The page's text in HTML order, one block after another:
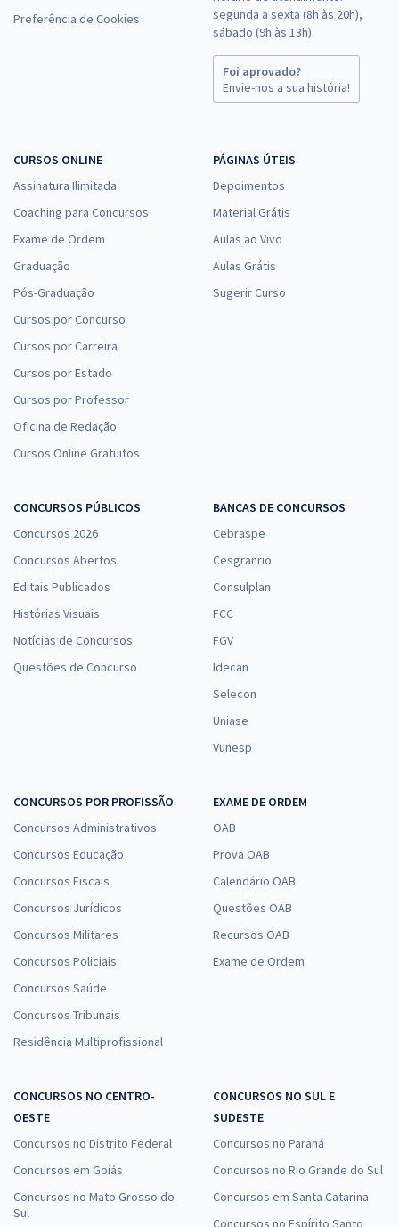
Preferência de Cookies
segunda a sexta (8h às 20h),
sábado (9h às 13h).
Foi aprovado?
Envie-nos a sua história!
CURSOS ONLINE
Assinatura Ilimitada
Coaching para Concursos
Exame de Ordem
Graduação
Pós-Graduação
Cursos por Concurso
Cursos por Carreira
Cursos por Estado
Cursos por Professor
Oficina de Redação
Cursos Online Gratuitos
PÁGINAS ÚTEIS
Depoimentos
Material Grátis
Aulas ao Vivo
Aulas Grátis
Sugerir Curso
CONCURSOS PÚBLICOS
Concursos 2026
Concursos Abertos
Editais Publicados
Histórias Visuais
Notícias de Concursos
Questões de Concurso
BANCAS DE CONCURSOS
Cebraspe
Cesgranrio
Consulplan
FCC
FGV
Idecan
Selecon
Uniase
Vunesp
CONCURSOS POR PROFISSÃO
Concursos Administrativos
Concursos Educação
Concursos Fiscais
Concursos Jurídicos
Concursos Militares
Concursos Policiais
Concursos Saúde
Concursos Tribunais
Residência Multiprofissional
EXAME DE ORDEM
OAB
Prova OAB
Calendário OAB
Questões OAB
Recursos OAB
Exame de Ordem
CONCURSOS NO CENTRO-
OESTE
Concursos no Distrito Federal
Concursos em Goiás
Concursos no Mato Grosso do
Sul
CONCURSOS NO SUL E
SUDESTE
Concursos no Paraná
Concursos no Rio Grande do Sul
Concursos em Santa Catarina
Concursos no Espírito Santo